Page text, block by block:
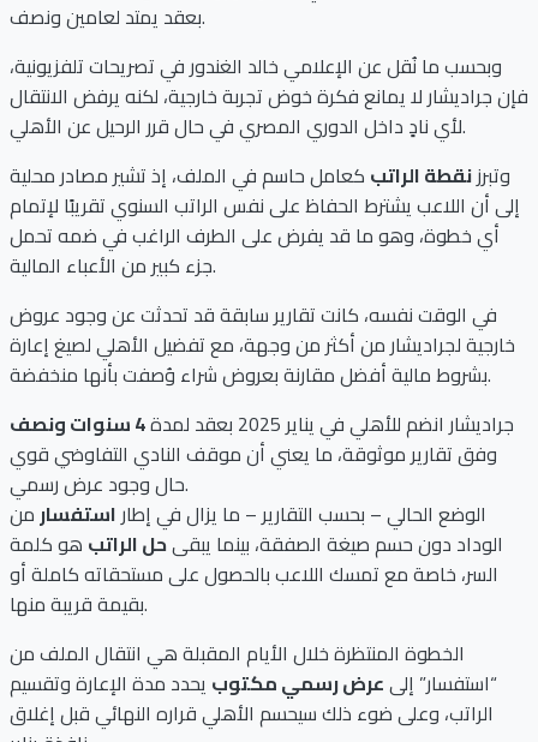
بعقد يمتد لعامين ونصف.
وبحسب ما نُقل عن الإعلامي خالد الغندور في تصريحات تلفزيونية،
فإن جراديشار لا يمانع فكرة خوض تجربة خارجية، لكنه يرفض الانتقال
لأي نادٍ داخل الدوري المصري في حال قرر الرحيل عن الأهلي.
وتبرزنقطة الراتب كعامل حاسم في الملف، إذ تشير مصادر محلية
إلى أن اللاعب يشترط الحفاظ على نفس الراتب السنوي تقريبًا لإتمام
أي خطوة، وهو ما قد يفرض على الطرف الراغب في ضمه تحمل
جزء كبير من الأعباء المالية.
في الوقت نفسه، كانت تقارير سابقة قد تحدثت عن وجود عروض
خارجية لجراديشار من أكثر من وجهة، مع تفضيل الأهلي لصيغ إعارة
بشروط مالية أفضل مقارنة بعروض شراء وُصفت بأنها منخفضة.
جراديشار انضم للأهلي في يناير 2025 بعقد لمدة
4 سنوات ونصف
وفق تقارير موثوقة، ما يعني أن موقف النادي التفاوضي قوي
حال وجود عرض رسمي.
الوضع الحالي – بحسب التقارير – ما يزال في إطار استفسار من
الوداد دون حسم صيغة الصفقة، بينما يبقىحل الراتب هو كلمة
السر، خاصة مع تمسك اللاعب بالحصول على مستحقاته كاملة أو
بقيمة قريبة منها.
الخطوة المنتظرة خلال الأيام المقبلة هي انتقال الملف من
“استفسار” إلىعرض رسمي مكتوب يحدد مدة الإعارة وتقسيم
الراتب، وعلى ضوء ذلك سيحسم الأهلي قراره النهائي قبل إغلاق